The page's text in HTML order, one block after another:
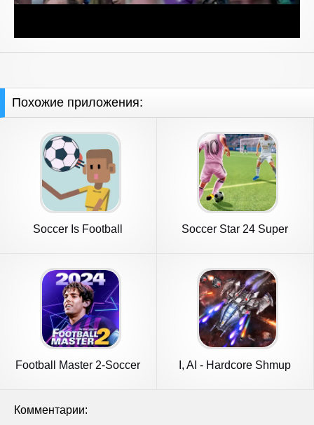
Похожие приложения:
Soccer Is Football
Soccer Star 24 Super
Football Master 2-Soccer
I, AI - Hardcore Shmup
Комментарии: